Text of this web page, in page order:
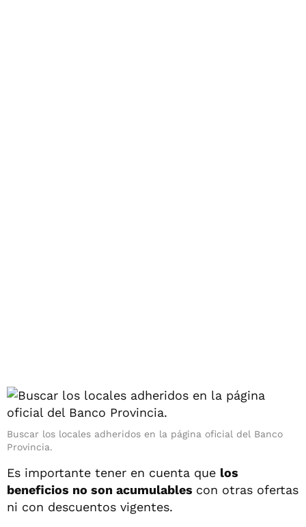
Buscar los locales adheridos en la página oficial del Banco
Provincia.
Es importante tener en cuenta que los
beneficios no son acumulables con otras ofertas
ni con descuentos vigentes.